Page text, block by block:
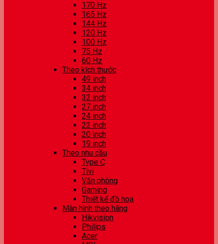
170 Hz
165 Hz
144 Hz
120 Hz
100 Hz
75 Hz
60 Hz
Theo kích thước
49 inch
34 inch
32 inch
27 inch
24 inch
22 inch
20 inch
19 inch
Theo nhu cầu
Type C
Tivi
Văn phòng
Gaming
Thiết kế đồ hoạ
Màn hình theo hãng
Hikvision
Philips
Acer